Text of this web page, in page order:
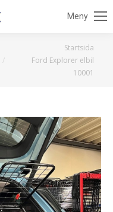
Meny
Startsida
Ford Explorer elbil
10001